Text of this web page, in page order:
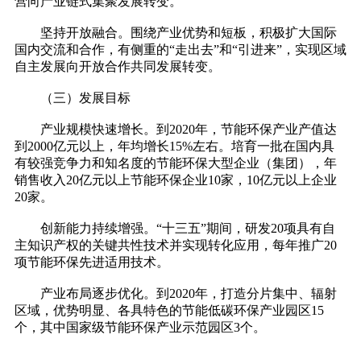
坚持开放融合。围绕产业优势和短板，积极扩大国际
国内交流和合作，有侧重的“走出去”和“引进来”，实现区域
自主发展向开放合作共同发展转变。
（三）发展目标
产业规模快速增长。到2020年，节能环保产业产值达
到2000亿元以上，年均增长15%左右。培育一批在国内具
有较强竞争力和知名度的节能环保大型企业（集团），年
销售收入20亿元以上节能环保企业10家，10亿元以上企业
20家。
创新能力持续增强。“十三五”期间，研发20项具有自
主知识产权的关键共性技术并实现转化应用，每年推广20
项节能环保先进适用技术。
产业布局逐步优化。到2020年，打造分片集中、辐射
区域，优势明显、各具特色的节能低碳环保产业园区15
个，其中国家级节能环保产业示范园区3个。